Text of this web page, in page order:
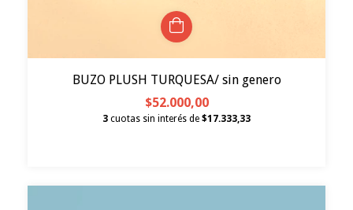
BUZO PLUSH TURQUESA/ sin genero
$52.000,00
3 cuotas sin interés de $17.333,33